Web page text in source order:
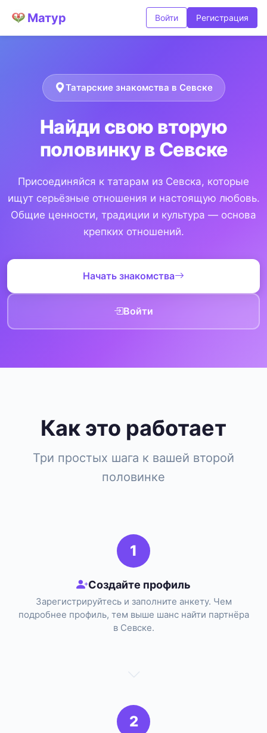
Матур Войти Регистрация
Татарские знакомства в Севске
Найди свою вторую
половинку в Севске
Присоединяйся к татарам из Севска, которые
ищут серьёзные отношения и настоящую любовь.
Общие ценности, традиции и культура — основа
крепких отношений.
Начать знакомства
Войти
Как это работает
Три простых шага к вашей второй
половинке
1
Создайте профиль
Зарегистрируйтесь и заполните анкету. Чем
подробнее профиль, тем выше шанс найти партнёра
в Севске.
2